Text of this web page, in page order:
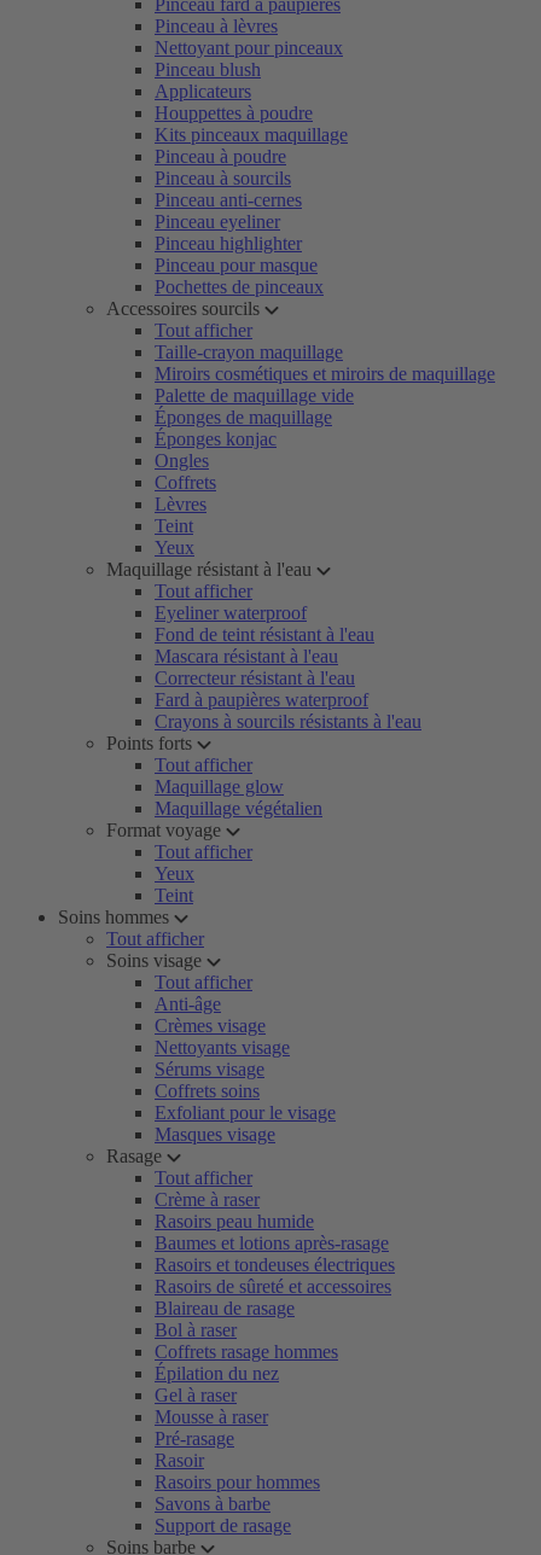
Pinceau fard à paupières
Pinceau à lèvres
Nettoyant pour pinceaux
Pinceau blush
Applicateurs
Houppettes à poudre
Kits pinceaux maquillage
Pinceau à poudre
Pinceau à sourcils
Pinceau anti-cernes
Pinceau eyeliner
Pinceau highlighter
Pinceau pour masque
Pochettes de pinceaux
Accessoires sourcils
Tout afficher
Taille-crayon maquillage
Miroirs cosmétiques et miroirs de maquillage
Palette de maquillage vide
Éponges de maquillage
Éponges konjac
Ongles
Coffrets
Lèvres
Teint
Yeux
Maquillage résistant à l'eau
Tout afficher
Eyeliner waterproof
Fond de teint résistant à l'eau
Mascara résistant à l'eau
Correcteur résistant à l'eau
Fard à paupières waterproof
Crayons à sourcils résistants à l'eau
Points forts
Tout afficher
Maquillage glow
Maquillage végétalien
Format voyage
Tout afficher
Yeux
Teint
Soins hommes
Tout afficher
Soins visage
Tout afficher
Anti-âge
Crèmes visage
Nettoyants visage
Sérums visage
Coffrets soins
Exfoliant pour le visage
Masques visage
Rasage
Tout afficher
Crème à raser
Rasoirs peau humide
Baumes et lotions après-rasage
Rasoirs et tondeuses électriques
Rasoirs de sûreté et accessoires
Blaireau de rasage
Bol à raser
Coffrets rasage hommes
Épilation du nez
Gel à raser
Mousse à raser
Pré-rasage
Rasoir
Rasoirs pour hommes
Savons à barbe
Support de rasage
Soins barbe